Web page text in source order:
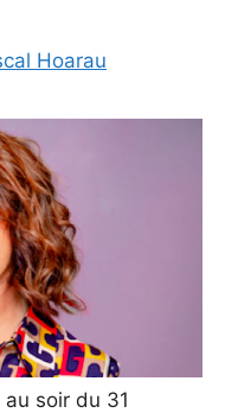
Hoarau
au soir du 31